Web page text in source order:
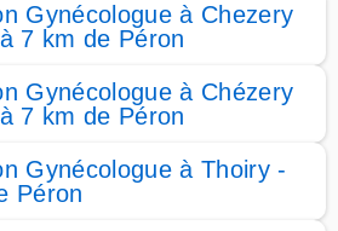
Gynécologue à Chezery
7 km de Péron
Gynécologue à Chézery
7 km de Péron
Gynécologue à Thoiry -
Péron